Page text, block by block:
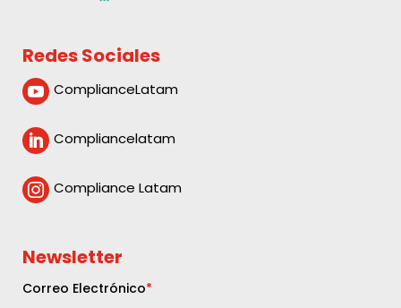
Redes Sociales
 ComplianceLatam
 Compliancelatam
 Compliance Latam
Newsletter